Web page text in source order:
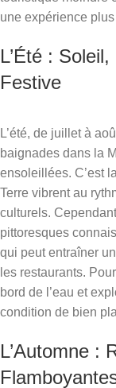
une expérience
L’Été :
Festive
L’été, de juillet à
baignades dans la
ensoleillées. C’est
Terre vibrent au
culturels.
pittoresques
qui peut entraîner
les restaurants.
bord de l’eau et
condition de bien
L’Automne :